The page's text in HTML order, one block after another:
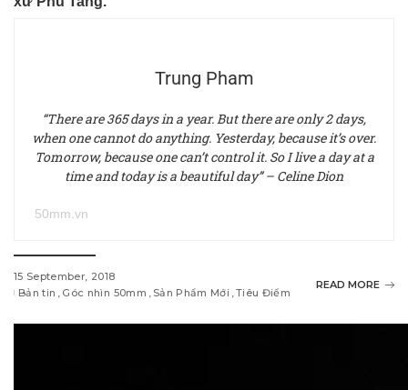
Trung Pham
“There are 365 days in a year. But there are only 2 days,
when one cannot do anything. Yesterday, because it’s over.
Tomorrow, because one can’t control it. So I live a day at a
time and today is a beautiful day” – Celine Dion
50mm.vn
15 September, 2018
Bản tin
Góc nhìn 50mm Sản Phẩm Mới Tiêu Điểm
READ MORE